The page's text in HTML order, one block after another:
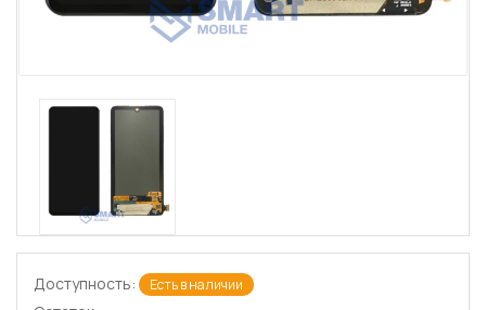
Доступность: Есть в наличии